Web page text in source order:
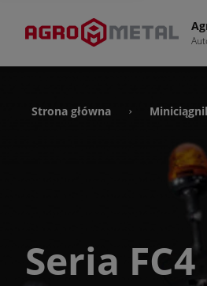
Strona główna ›
Seria FC4